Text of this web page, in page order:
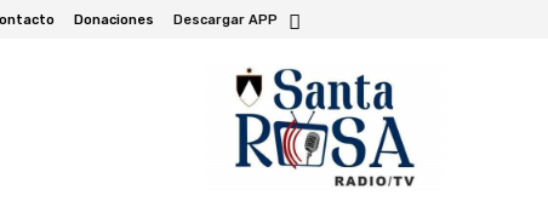
Donaciones Descargar APP